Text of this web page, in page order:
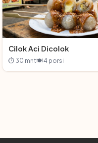
Cilok Aci Dicolok
⏱ 30 mnt🍽 4 porsi